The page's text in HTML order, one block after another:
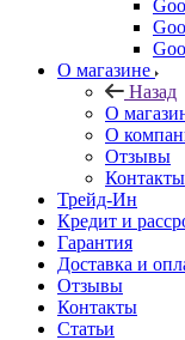
О магазине
Назад
О
О
Отзывы
Контакты
Трейд-Ин
Кредит и
Гарантия
Доставка и
Отзывы
Контакты
Статьи